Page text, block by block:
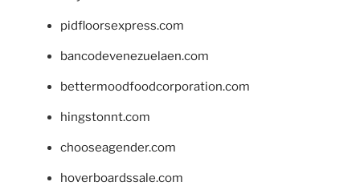
pidfloorsexpress.com
bancodevenezuelaen.com
bettermoodfoodcorporation.com
hingstonnt.com
chooseagender.com
hoverboardssale.com